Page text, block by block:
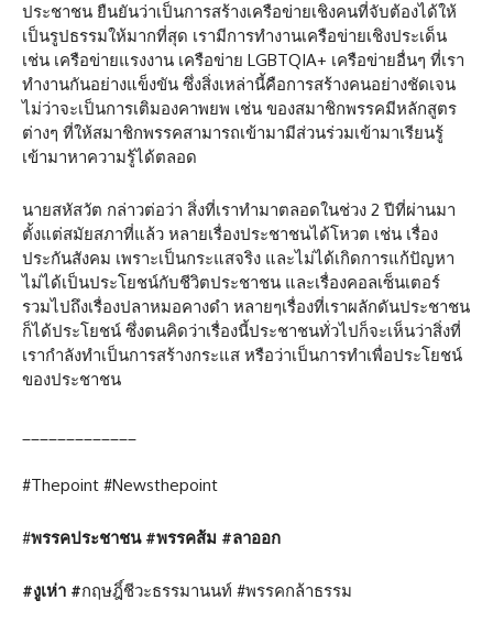
ประชาชน ยืนยันว่าเป็นการสร้างเครือข่ายเชิงคนที่จับต้องได้ให้
เป็นรูปธรรมให้มากที่สุด เรามีการทำงานเครือข่ายเชิงประเด็น
เช่น เครือข่ายแรงงาน เครือข่าย LGBTQIA+ เครือข่ายอื่นๆ ที่เรา
ทำงานกันอย่างแข็งขัน ซึ่งสิ่งเหล่านี้คือการสร้างคนอย่างชัดเจน
ไม่ว่าจะเป็นการเติมองคาพยพ เช่น ของสมาชิกพรรคมีหลักสูตร
ต่างๆ ที่ให้สมาชิกพรรคสามารถเข้ามามีส่วนร่วมเข้ามาเรียนรู้
เข้ามาหาความรู้ได้ตลอด
นายสหัสวัต กล่าวต่อว่า สิ่งที่เราทำมาตลอดในช่วง 2 ปีที่ผ่านมา
ตั้งแต่สมัยสภาที่แล้ว หลายเรื่องประชาชนได้โหวต เช่น เรื่อง
ประกันสังคม เพราะเป็นกระแสจริง และไม่ได้เกิดการแก้ปัญหา
ไม่ได้เป็นประโยชน์กับชีวิตประชาชน และเรื่องคอลเซ็นเตอร์
รวมไปถึงเรื่องปลาหมอคางดำ หลายๆเรื่องที่เราผลักดันประชาชน
ก็ได้ประโยชน์ ซึ่งตนคิดว่าเรื่องนี้ประชาชนทั่วไปก็จะเห็นว่าสิ่งที่
เรากำลังทำเป็นการสร้างกระแส หรือว่าเป็นการทำเพื่อประโยชน์
ของประชาชน
#Thepoint #Newsthepoint
#พรรคประชาชน #พรรคส้ม #ลาออก
#งูเห่า #กฤษฎิ์ชีวะธรรมานนท์ #พรรคกล้าธรรม